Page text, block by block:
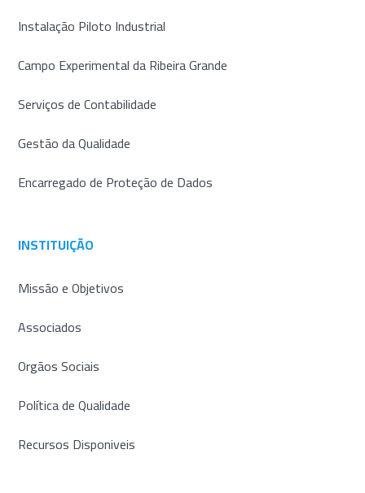
Instalação Piloto Industrial
Campo Experimental da Ribeira Grande
Serviços de Contabilidade
Gestão da Qualidade
Encarregado de Proteção de Dados
INSTITUIÇÃO
Missão e Objetivos
Associados
Orgãos Sociais
Política de Qualidade
Recursos Disponiveis